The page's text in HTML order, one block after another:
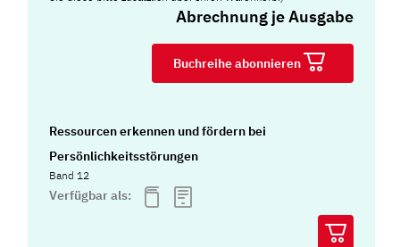
Abrechnung je Ausgabe
Buchreihe abonnieren
Ressourcen erkennen und fördern bei
Persönlichkeitsstörungen
Band 12
Verfügbar als: